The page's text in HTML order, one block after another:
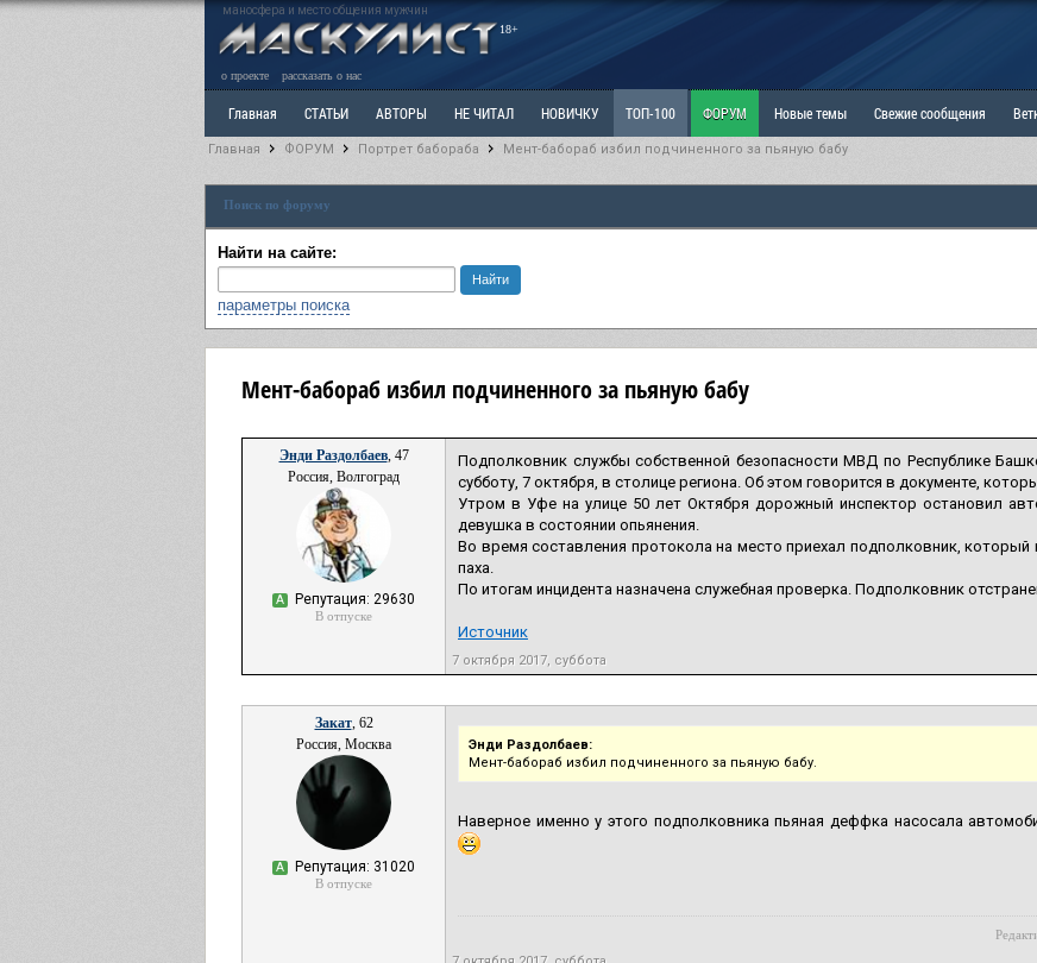
маносфера и место общения мужчин
18+
о проекте рассказать о нас
Главная СТАТЬИ АВТОРЫ НЕ ЧИТАЛ НОВИЧКУ ТОП-100 ФОРУМ Новые темы Свежие сообщения
Ветка: Расстаюсь или Развожусь. САНЧАС Ветка: Наболевшее. Выскажись! РАЗДЕЛ: Мы и Женщины
РАЗДЕЛ: Разное
Главная ФОРУМ Портрет бабораба Мент-бабораб избил подчиненного за пьяную бабу
Поиск по форуму
Найти на сайте:
параметры поиска
Мент-бабораб избил подчиненного за пьяную бабу
Энди Раздолбаев, 47
Россия, Волгоград
А Репутация: 29630
В отпуске
Подполковник службы собственной безопасности МВД по Республике
субботу, 7 октября, в столице региона. Об этом говорится в документе,
Утром в Уфе на улице 50 лет Октября дорожный инспектор остановил
девушка в состоянии опьянения.
Во время составления протокола на место приехал подполковник, который
паха.
По итогам инцидента назначена служебная проверка. Подполковник
Источник
7 октября 2017, суббота
Закат, 62
Россия, Москва
А Репутация: 31020
В отпуске
Энди Раздолбаев:
Мент-бабораб избил подчиненного за пьяную бабу.
Наверное именно у этого подполковника пьяная деффка насосала